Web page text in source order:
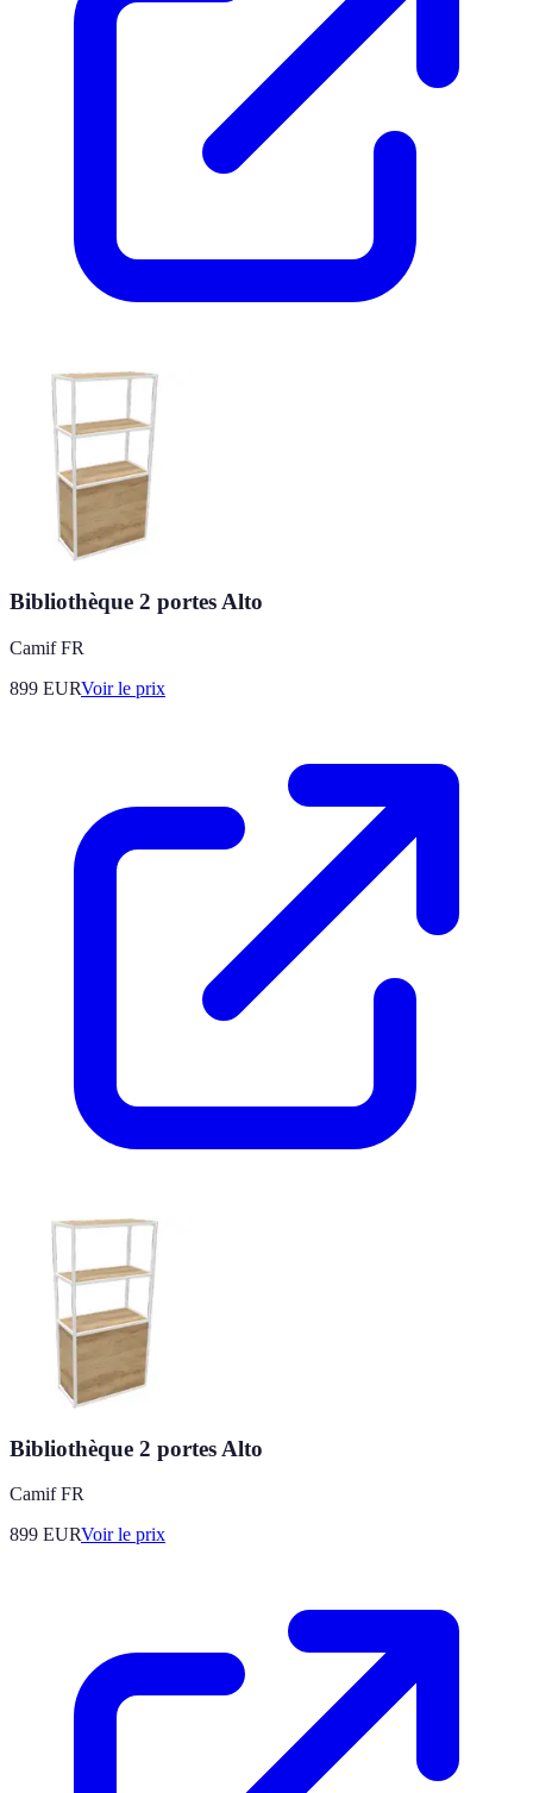
Bibliothèque 2 portes Alto
Camif FR
899 EURVoir le prix
Bibliothèque 2 portes Alto
Camif FR
899 EURVoir le prix